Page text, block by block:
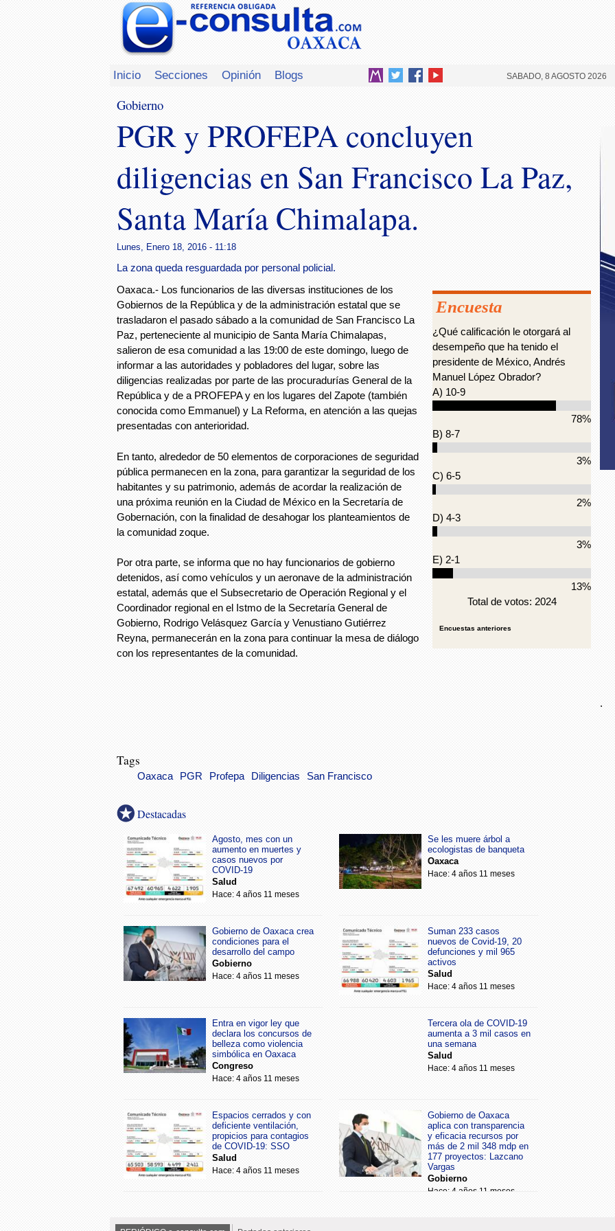
Inicio Secciones Opinión Blogs SABADO, 8 AGOSTO 2026
Gobierno
PGR y PROFEPA concluyen
diligencias en San Francisco La Paz,
Santa María Chimalapa.
Lunes, Enero 18, 2016 - 11:18
La zona queda resguardada por personal policial.
Oaxaca.- Los funcionarios de las diversas instituciones de los
Gobiernos de la República y de la administración estatal que se
trasladaron el pasado sábado a la comunidad de San Francisco La
Paz, perteneciente al municipio de Santa María Chimalapas,
salieron de esa comunidad a las 19:00 de este domingo, luego de
informar a las autoridades y pobladores del lugar, sobre las
diligencias realizadas por parte de las procuradurías General de la
República y de a PROFEPA y en los lugares del Zapote (también
conocida como Emmanuel) y La Reforma, en atención a las quejas
presentadas con anterioridad.
En tanto, alrededor de 50 elementos de corporaciones de seguridad
pública permanecen en la zona, para garantizar la seguridad de los
habitantes y su patrimonio, además de acordar la realización de
una próxima reunión en la Ciudad de México en la Secretaría de
Gobernación, con la finalidad de desahogar los planteamientos de
la comunidad zoque.
Por otra parte, se informa que no hay funcionarios de gobierno
detenidos, así como vehículos y un aeronave de la administración
estatal, además que el Subsecretario de Operación Regional y el
Coordinador regional en el Istmo de la Secretaría General de
Gobierno, Rodrigo Velásquez García y Venustiano Gutiérrez
Reyna, permanecerán en la zona para continuar la mesa de diálogo
con los representantes de la comunidad.
Encuesta
¿Qué calificación le otorgará al
desempeño que ha tenido el
presidente de México, Andrés
Manuel López Obrador?
A) 10-9
78%
B) 8-7
3%
C) 6-5
2%
D) 4-3
3%
E) 2-1
13%
Total de votos: 2024
Encuestas anteriores
Tags
Oaxaca PGR Profepa Diligencias San Francisco
Destacadas
Agosto, mes con un
aumento en muertes y
casos nuevos por
COVID-19
Salud
Hace: 4 años 11 meses
Se les muere árbol a
ecologistas de banqueta
Oaxaca
Hace: 4 años 11 meses
Gobierno de Oaxaca crea
condiciones para el
desarrollo del campo
Gobierno
Hace: 4 años 11 meses
Suman 233 casos
nuevos de Covid-19, 20
defunciones y mil 965
activos
Salud
Hace: 4 años 11 meses
Entra en vigor ley que
declara los concursos de
belleza como violencia
simbólica en Oaxaca
Congreso
Hace: 4 años 11 meses
Tercera ola de COVID-19
aumenta a 3 mil casos en
una semana
Salud
Hace: 4 años 11 meses
Espacios cerrados y con
deficiente ventilación,
propicios para contagios
de COVID-19: SSO
Salud
Hace: 4 años 11 meses
Gobierno de Oaxaca
aplica con transparencia
y eficacia recursos por
más de 2 mil 348 mdp en
177 proyectos: Lazcano
Vargas
Gobierno
Hace: 4 años 11 meses
.